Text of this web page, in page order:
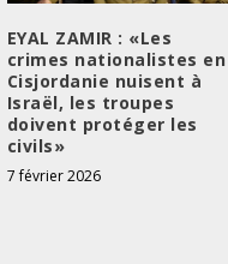
EYAL ZAMIR : «Les
crimes nationalistes en
Cisjordanie nuisent à
Israël, les troupes
doivent protéger les
civils»
7 février 2026